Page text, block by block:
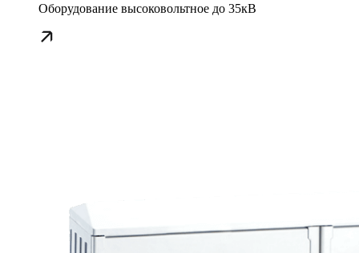
Оборудование высоковольтное до 35кВ